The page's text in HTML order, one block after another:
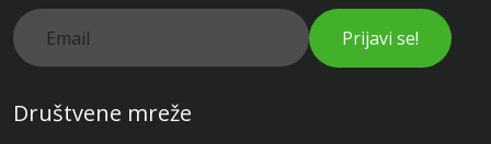
Prijavi se!
Društvene mreže